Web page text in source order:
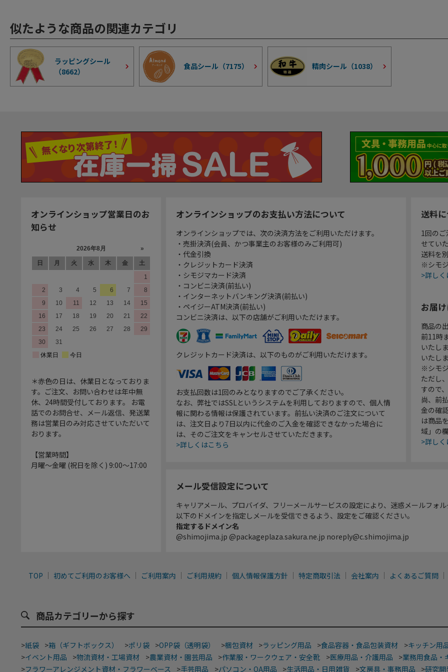
似たような商品の関連カテゴリ
ラッピングシール
（8662）
食品シール（7175） 精肉シール（1038）
オンラインショップ営業日のお
知らせ
＊赤色の日は、休業日となっておりま
す。ご注文、お問い合わせは年中無
休、24時間受付しております。 お電
話でのお問合せ、メール返信、発送業
務は営業日のみ対応させていただいて
おります。
【営業時間】
月曜～金曜 (祝日を除く) 9:00～17:00
オンラインショップのお支払い方法について
オンラインショップでは、次の決済方法をご利用いただけます。
・売掛決済(会員、かつ事業主のお客様のみご利用可)
・代金引換
・クレジットカード決済
・シモジマカード決済
・コンビニ決済(前払い)
・インターネットバンキング決済(前払い)
・ペイジーATM決済(前払い)
コンビニ決済は、以下の店舗がご利用いただけます。
クレジットカード決済は、以下のものがご利用いただけます。
お支払回数は1回のみとなりますのでご了承ください。
なお、弊社ではSSLというシステムを利用しておりますので、個人情
報に関わる情報は保護されています。前払い決済のご注文について
は、注文日より7日以内に代金のご入金を確認できなかった場合に
は、そのご注文をキャンセルさせていただきます。
>詳しくはこちら
送料
1回の
せてい
送料を
※シモ
>詳し
お届
商品の
前11時
いたし
いたし
※シモ
ただし
すので
尚、前
金の確
は商品
域」の
>詳し
メール受信設定について
キャリアメール、プロバイダ、フリーメールサービスの設定により、迷惑メールフォ
以下のドメインを指定しメールを受信できるよう、設定をご確認ください。
指定するドメイン名
@shimojima.jp @packageplaza.sakura.ne.jp noreply@c.shimojima.jp
TOP 初めてご利用のお客様へ ご利用案内 ご利用規約 個人情報保護方針 特定商取引法 会社案内 よくあるご質問
商品カテゴリーから探す
>紙袋 >箱（ギフトボックス） >ポリ袋 >OPP袋（透明袋） >梱包資材 >ラッピング用品 >食品容器・食品包装資材 >キッチン用
>イベント用品 >物流資材・工場資材 >農業資材・園芸用品 >作業服・ワークウェア・安全靴 >医療用品・介護用品 >業務用食品・
>フラワーアレンジメント資材・フラワーベース >手芸用品 >パソコン・OA用品 >生活用品・日用雑貨 >文房具・事務用品 >研究開